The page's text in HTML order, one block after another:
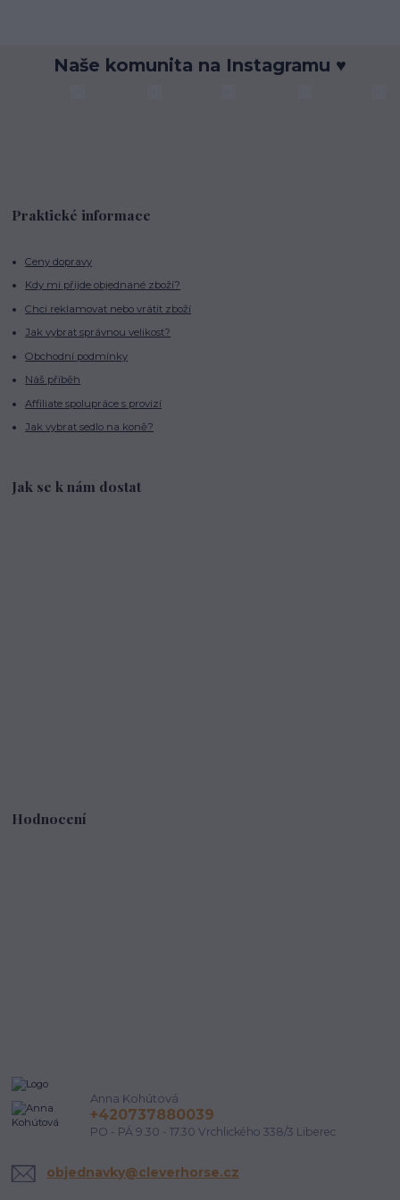
Naše komunita na Instagramu ♥
Praktické informace
Ceny dopravy
Kdy mi přijde objednané zboží?
Chci reklamovat nebo vrátit zboží
Jak vybrat správnou velikost?
Obchodní podmínky
Náš příběh
Affiliate spolupráce s provizí
Jak vybrat sedlo na koně?
Jak se k nám dostat
Hodnocení
Anna Kohútová
+420737880039
PO - PÁ 9.30 - 17.30 Vrchlického 338/3 Liberec
objednavky@cleverhorse.cz